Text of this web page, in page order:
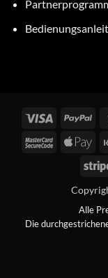
Visa
MasterCard
Alle
Die